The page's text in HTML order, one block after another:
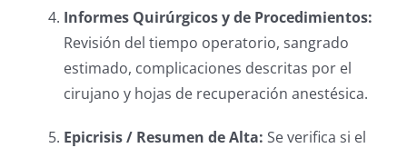
Informes Quirúrgicos y de Procedimientos:
Revisión del tiempo operatorio, sangrado
estimado, complicaciones descritas por el
cirujano y hojas de recuperación anestésica.
Epicrisis / Resumen de Alta: Se verifica si el